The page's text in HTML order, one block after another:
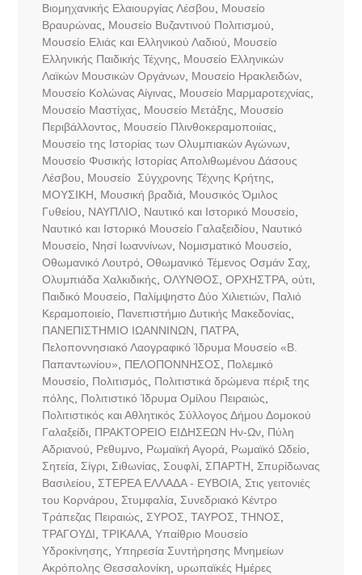
Βιομηχανικής Ελαιουργίας Λέσβου
Μουσείο
Βραυρώνας
Μουσείο Βυζαντινού Πολιτισμού
Μουσείο Ελιάς και Ελληνικού Λαδιού
Μουσείο
Ελληνικής Παιδικής Τέχνης
Μουσείο Ελληνικών
Λαϊκών Μουσικών Οργάνων, Μουσείο Ηρακλειδών,
Μουσείο Κολώνας Αίγινας
Μουσείο Μαρμαροτεχνίας
Μουσείο Μαστίχας
Μουσείο Μετάξης
Μουσείο
Περιβάλλοντος
Μουσείο Πλινθοκεραμοποιίας
Μουσείο της Ιστορίας των Ολυμπιακών Αγώνων,
Μουσείο Φυσικής Ιστορίας Απολιθωμένου Δάσους
Λέσβου
Μουσείο Σύγχρονης Τέχνης Κρήτης
ΜΟΥΣΙΚΗ
Μουσική βραδιά, Μουσικός Όμιλος
Γυθείου
ΝΑΥΠΛΙΟ Ναυτικό και Ιστορικό Μουσείο
Ναυτικό και Ιστορικό Μουσείο Γαλαξειδίου
Ναυτικό
Μουσείο
Νησί Ιωαννίνων, Νομισματικό Μουσείο
Οθωμανικό Λουτρό Οθωμανικό Τέμενος Οσμάν Σαχ,
Ολυμπιάδα Χαλκιδικής ΟΛΥΝΘΟΣ ΟΡΧΗΣΤΡΑ, ούτι,
Παιδικό Μουσείο
Παλίμψηστο Δύο Χιλιετιών, Παλιό
Κεραμοποιείο
Πανεπιστήμιο Δυτικής Μακεδονίας
ΠΑΝΕΠΙΣΤΗΜΙΟ ΙΩΑΝΝΙΝΩΝ
ΠΑΤΡΑ,
Πελοποννησιακό Λαογραφικό Ίδρυμα Μουσείο «Β.
Παπαντωνίου»
ΠΕΛΟΠΟΝΝΗΣΟΣ
Πολεμικό
Μουσείο
Πολιτισμός
Πολιτιστικά δρώμενα πέριξ της
πόλης
Πολιτιστικό Ίδρυμα Ομίλου Πειραιώς
Πολιτιστικός και Αθλητικός Σύλλογος Δήμου Δομοκού
Γαλαξείδι, ΠΡΑΚΤΟΡΕΙΟ ΕΙΔΗΣΕΩΝ Ην-Ων, Πύλη
Αδριανού
Ρεθυμνο Ρωμαϊκή Αγορά, Ρωμαϊκό Ωδείο
Σητεία, Σίγρι, Σιθωνίας Σουφλί, ΣΠΑΡΤΗ
Σπυρίδωνας
Βασιλείου
ΣΤΕΡΕΑ ΕΛΛΑΔΑ - ΕΥΒΟΙΑ, Στις γειτονιές
του Κορνάρου
Στυμφαλία, Συνεδριακό Κέντρο
Τράπεζας Πειραιώς
ΣΥΡΟΣ ΤΑΥΡΟΣ ΤΗΝΟΣ
ΤΡΑΓΟΥΔΙ ΤΡΙΚΑΛΑ, Υπαίθριο Μουσείο
Υδροκίνησης Υπηρεσία Συντήρησης Μνημείων
Ακρόπολης Θεσσαλονίκη
υρωπαϊκές Ημέρες